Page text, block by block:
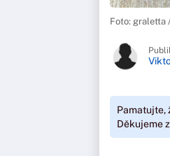
Foto: graletta
Pamatujte,
Děkujeme